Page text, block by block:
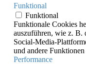
Funktional
Funktional
Funktionale Cookies
auszuführen, wie z. B.
Social-Media-
und andere
Performance